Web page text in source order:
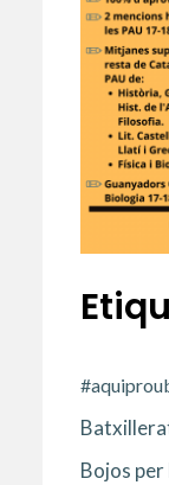
Bojos per